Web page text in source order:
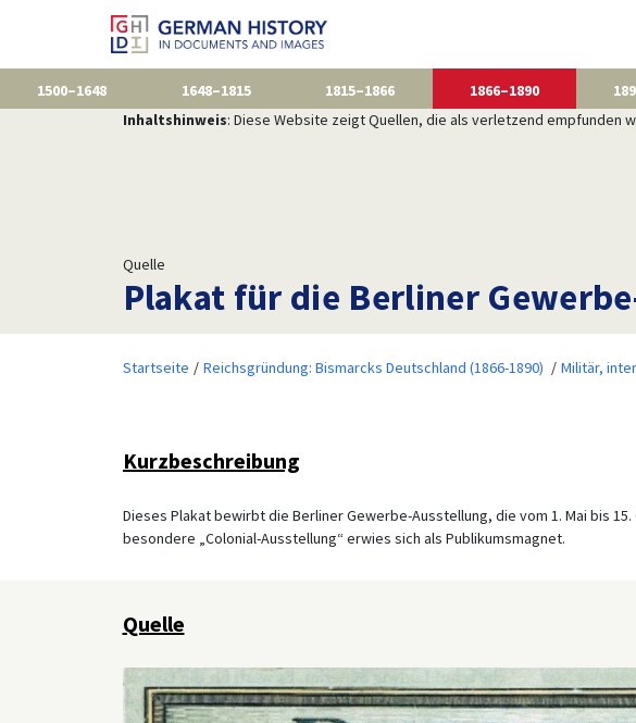
1500–1648 1648–1815 1815–1866 1866–1890
Inhaltshinweis: Diese Website zeigt Quellen, die als verletzend empfunden
Quelle
Plakat für die Berliner
Startseite Reichsgründung: Bismarcks Deutschland (1866-1890) Militär,
Kurzbeschreibung
Dieses Plakat bewirbt die Berliner Gewerbe-Ausstellung, die vom 1. Mai bis
besondere „Colonial-Ausstellung“ erwies sich als Publikumsmagnet.
Quelle